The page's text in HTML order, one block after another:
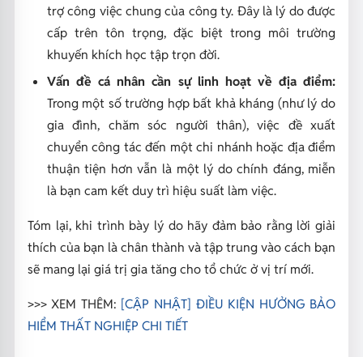
trợ công việc chung của công ty. Đây là lý do được
cấp trên tôn trọng, đặc biệt trong môi trường
khuyến khích học tập trọn đời.
Vấn đề cá nhân cần sự linh hoạt về địa điểm:
Trong một số trường hợp bất khả kháng (như lý do
gia đình, chăm sóc người thân), việc đề xuất
chuyển công tác đến một chi nhánh hoặc địa điểm
thuận tiện hơn vẫn là một lý do chính đáng, miễn
là bạn cam kết duy trì hiệu suất làm việc.
Tóm lại, khi trình bày lý do hãy đảm bảo rằng lời giải
thích của bạn là chân thành và tập trung vào cách bạn
sẽ mang lại giá trị gia tăng cho tổ chức ở vị trí mới.
>>> XEM THÊM: [CẬP NHẬT] ĐIỀU KIỆN HƯỞNG BẢO
HIỂM THẤT NGHIỆP CHI TIẾT